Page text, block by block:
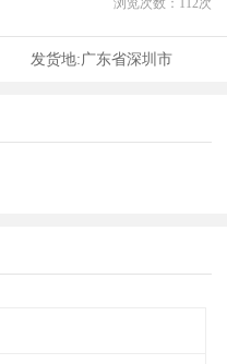
发货地:广东省深圳市